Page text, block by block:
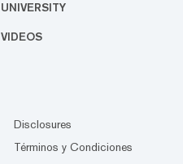
UNIVERSITY
VIDEOS
Disclosures
Términos y Condiciones